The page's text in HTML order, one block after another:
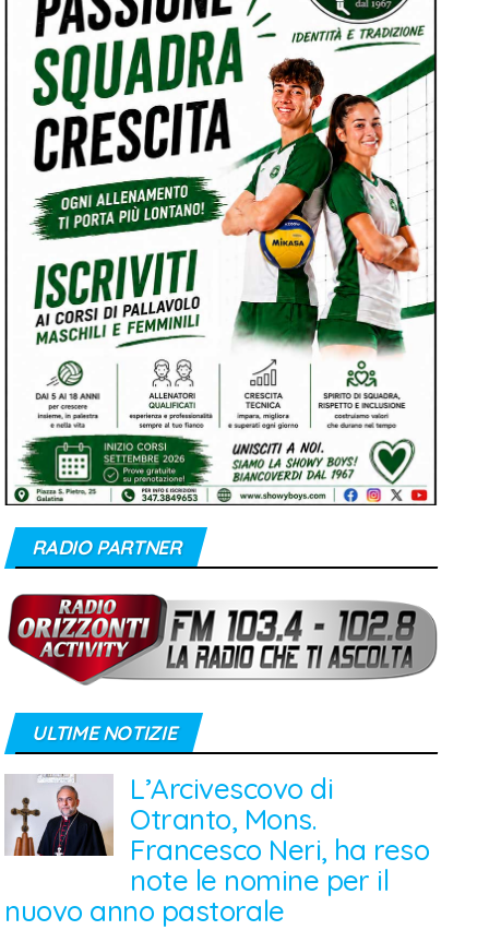
RADIO PARTNER
ULTIME NOTIZIE
L’Arcivescovo di
Otranto, Mons.
Francesco Neri, ha reso
note le nomine per il
nuovo anno pastorale